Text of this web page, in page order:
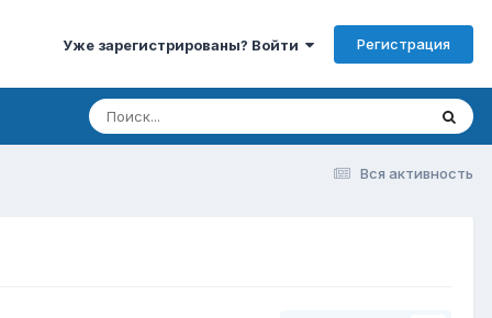
Уже зарегистрированы? Войти Регистрация
Вся активность